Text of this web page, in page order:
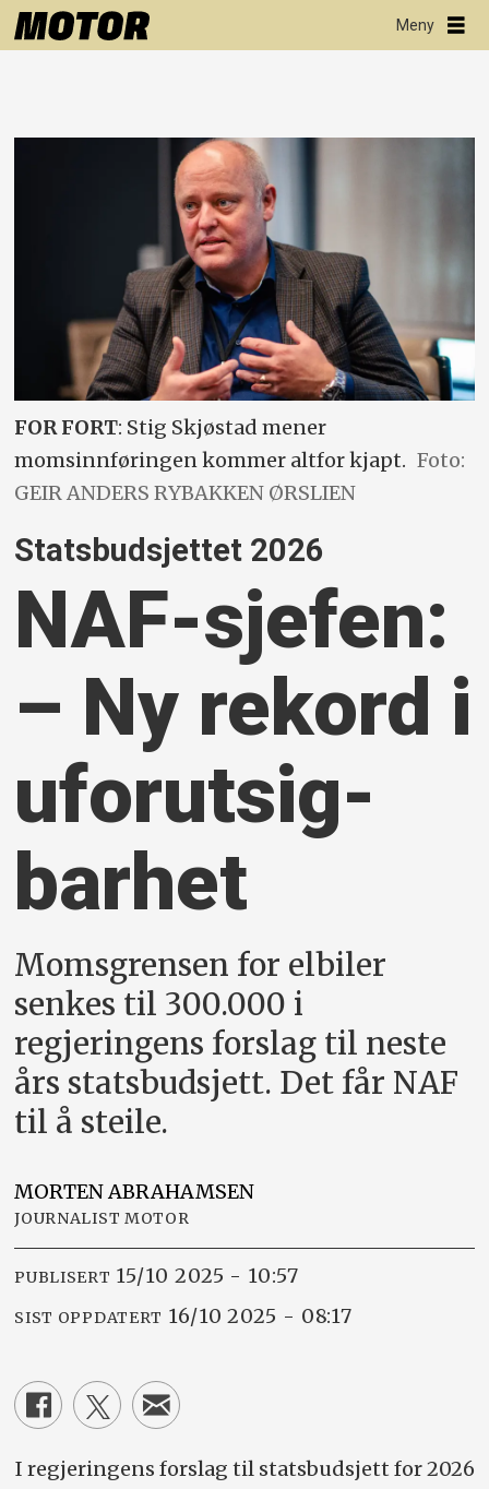
FOR FORT: Stig Skjøstad mener
momsinnføringen kommer altfor kjapt. Foto:
GEIR ANDERS RYBAKKEN ØRSLIEN
Statsbudsjettet 2026
NAF-sjefen:
– Ny rekord i
uforutsig­
barhet
Momsgrensen for elbiler
senkes til 300.000 i
regjeringens forslag til neste
års statsbudsjett. Det får NAF
til å steile.
MORTEN ABRAHAMSEN
JOURNALIST MOTOR
PUBLISERT 15/10 2025 - 10:57
SIST OPPDATERT 16/10 2025 - 08:17
I regjeringens forslag til statsbudsjett for 2026